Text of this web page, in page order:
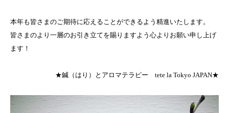
本年も皆さまのご期待に応えることができるよう精進いたします。
皆さまのより一層のお引き立てを賜りますよう心よりお願い申し上げ
ます！
★鍼（はり）とアロマテラピー tete la Tokyo JAPAN★